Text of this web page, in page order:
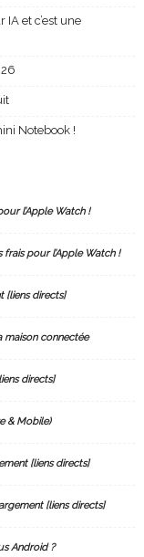
IA et c’est une
Notebook !
l’Apple Watch !
frais pour l’Apple Watch !
[liens directs]
maison connectée
directs]
& Mobile)
[liens directs]
[liens directs]
Android ?